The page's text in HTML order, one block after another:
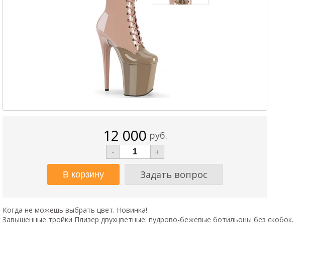
12 000 руб.
-
+
Задать вопрос
Когда не можешь выбрать цвет. Новинка!
Завышенные тройки Плизер двухцветные: пудрово-бежевые ботильоны без скобок.